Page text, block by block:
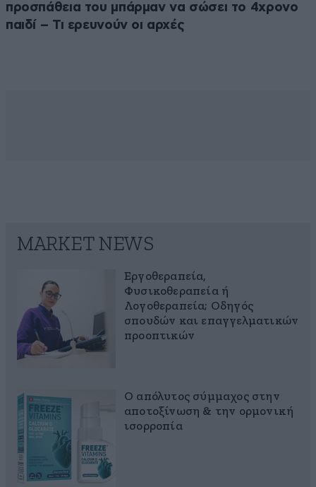
προσπάθεια του μπάρμαν να σώσει το 4χρονο
παιδί – Τι ερευνούν οι αρχές
MARKET NEWS
Εργοθεραπεία,
Φυσικοθεραπεία ή
Λογοθεραπεία; Οδηγός
σπουδών και επαγγελματικών
προοπτικών
Ο απόλυτος σύμμαχος στην
αποτοξίνωση & την ορμονική
ισορροπία